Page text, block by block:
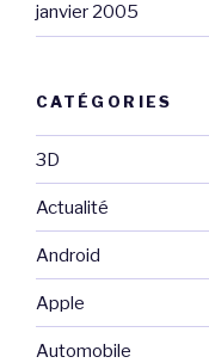
janvier 2005
CATÉGORIES
3D
Actualité
Android
Apple
Automobile